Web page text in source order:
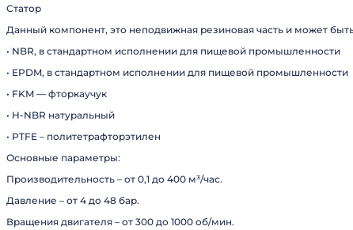
Статор
Данный компонент, это неподвижная резиновая часть и может
• NBR, в стандартном исполнении для пищевой промышленности
• EPDM, в стандартном исполнении для пищевой промышленности
• FKM — фторкаучук
• H-NBR натуральный
• PTFE – политетрафторэтилен
Основные параметры:
Производительность – от 0,1 до 400 м³/час.
Давление – от 4 до 48 бар.
Вращения двигателя – от 300 до 1000 об/мин.